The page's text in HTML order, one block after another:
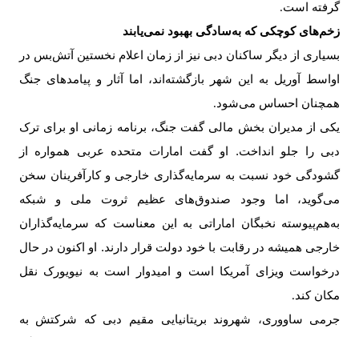
گرفته است.
زخم‌های کوچکی که به‌سادگی بهبود نمی‌یابند
بسیاری از دیگر ساکنان دبی نیز از زمان اعلام نخستین آتش‌بس در
اواسط آوریل به این شهر بازگشته‌اند، اما آثار و پیامدهای جنگ
همچنان احساس می‌شود.
یکی از مدیران بخش مالی گفت جنگ، برنامه زمانی او برای ترک
دبی را جلو انداخت. او گفت امارات متحده عربی همواره از
گشودگی خود نسبت به سرمایه‌گذاری خارجی و کارآفرینان سخن
می‌گوید، اما وجود صندوق‌های عظیم ثروت ملی و شبکه
به‌هم‌پیوسته نخبگان اماراتی به این معناست که سرمایه‌گذاران
خارجی همیشه در رقابت با خود دولت قرار دارند. او اکنون در حال
درخواست ویزای آمریکا است و امیدوار است به نیویورک نقل
مکان کند.
جرمی ساووری، شهروند بریتانیایی مقیم دبی که شرکتش به